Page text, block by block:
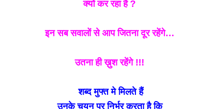
क्यों कर रहा है ?
इन सब सवालों से आप जितना दूर रहेंगे…
उतना ही ख़ुश रहेंगे !!!
शब्द मुफ्त मे मिलते हैं
उनके चयन पर निर्भर करता है कि